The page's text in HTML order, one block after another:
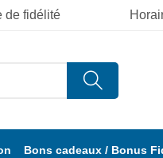
de fidélité
Bons cadeaux / Bonus